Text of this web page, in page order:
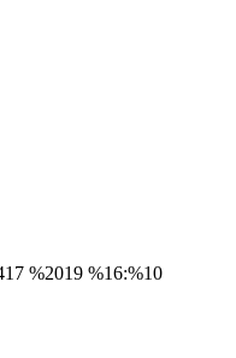
%2019 %16:%10